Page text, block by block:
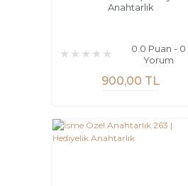
Anahtarlık
0.0 Puan - 0
Yorum
900,00 TL